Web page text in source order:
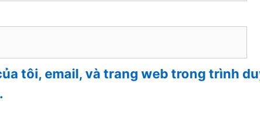
tôi, email, và trang web trong trình